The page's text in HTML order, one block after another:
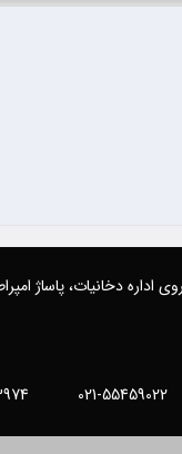
اداره دخانیات، پاساژ